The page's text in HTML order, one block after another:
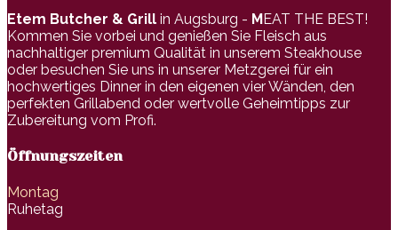
Etem Butcher & Grill in Augsburg - MEAT THE BEST!
Kommen Sie vorbei und genießen Sie Fleisch aus
nachhaltiger premium Qualität in unserem Steakhouse
oder besuchen Sie uns in unserer Metzgerei für ein
hochwertiges Dinner in den eigenen vier Wänden, den
perfekten Grillabend oder wertvolle Geheimtipps zur
Zubereitung vom Profi.
Öffnungszeiten
Montag
Ruhetag